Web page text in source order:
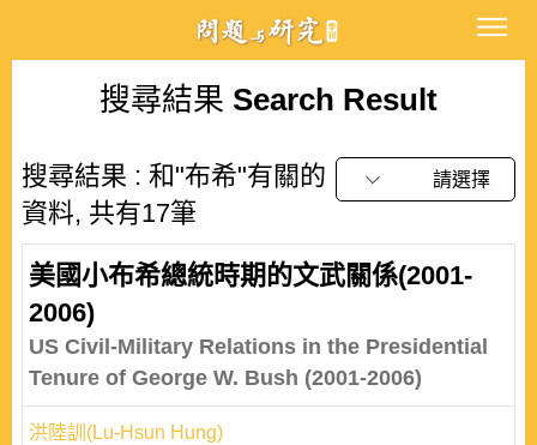
搜尋結果 Search Result
搜尋結果 : 和"布希"有關的
資料, 共有17筆
請選擇
美國小布希總統時期的文武關係(2001-
2006)
US Civil-Military Relations in the Presidential
Tenure of George W. Bush (2001-2006)
洪陸訓(Lu-Hsun Hung)